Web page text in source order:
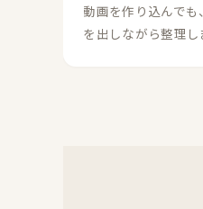
動画を作り込んで
を出しながら整理し